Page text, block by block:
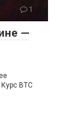
1
—
BTC